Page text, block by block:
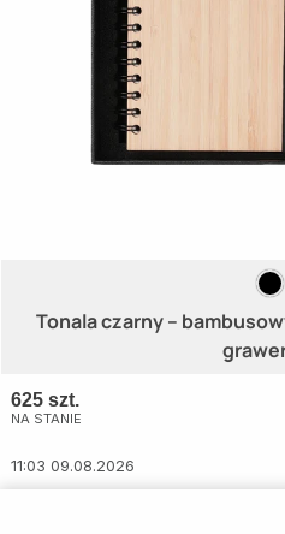
Tonala czarny –
625 szt.
NA STANIE
11:03 09.08.2026